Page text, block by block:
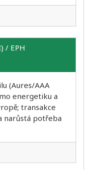
/ EPH
(Aures/AAA
energetiku a
transakce
narůstá potřeba